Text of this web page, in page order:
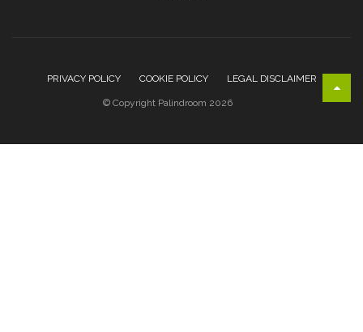
PRIVACY POLICY COOKIE POLICY LEGAL DISCLAIMER
© Copyright Palindroom 2026